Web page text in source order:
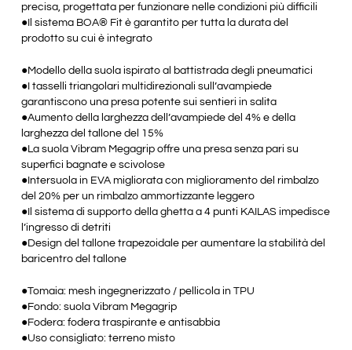
precisa, progettata per funzionare nelle condizioni più difficili
●Il sistema BOA® Fit è garantito per tutta la durata del
prodotto su cui è integrato
●Modello della suola ispirato al battistrada degli pneumatici
●I tasselli triangolari multidirezionali sull’avampiede
garantiscono una presa potente sui sentieri in salita
●Aumento della larghezza dell’avampiede del 4% e della
larghezza del tallone del 15%
●La suola Vibram Megagrip offre una presa senza pari su
superfici bagnate e scivolose
●Intersuola in EVA migliorata con miglioramento del rimbalzo
del 20% per un rimbalzo ammortizzante leggero
●Il sistema di supporto della ghetta a 4 punti KAILAS impedisce
l’ingresso di detriti
●Design del tallone trapezoidale per aumentare la stabilità del
baricentro del tallone
●Tomaia: mesh ingegnerizzato / pellicola in TPU
●Fondo: suola Vibram Megagrip
●Fodera: fodera traspirante e antisabbia
●Uso consigliato: terreno misto